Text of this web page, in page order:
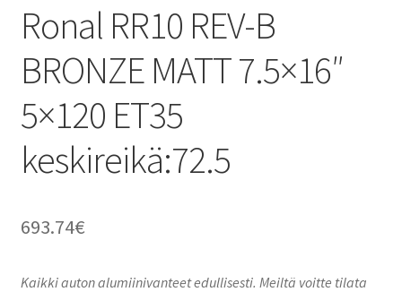
Ronal RR10 REV-B
BRONZE MATT 7.5×16″
5×120 ET35
keskireikä:72.5
693.74€
Kaikki auton alumiinivanteet edullisesti. Meiltä voitte tilata